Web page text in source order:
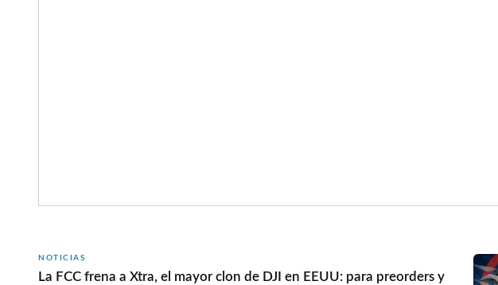
NOTICIAS
La FCC frena a Xtra, el mayor clon de DJI en EEUU: para preorders y